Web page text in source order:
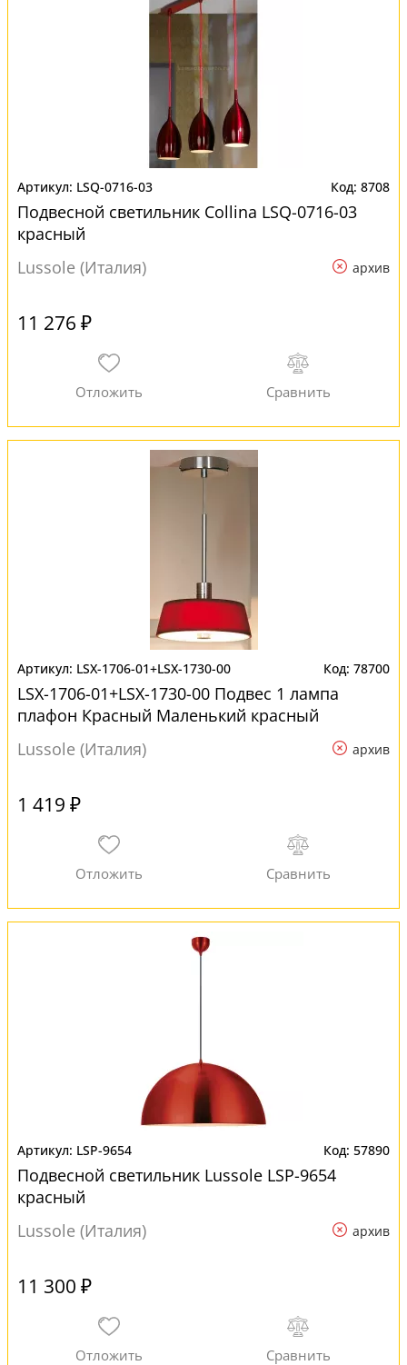
LSQ-0716-03 8708
Подвесной светильник Collina LSQ-0716-03
красный
Lussole (Италия)
архив
11 276 ₽
LSX-1706-01+LSX-1730-00 78700
LSX-1706-01+LSX-1730-00 Подвес 1 лампа
плафон Красный Маленький красный
Lussole (Италия)
архив
1 419 ₽
LSP-9654 57890
Подвесной светильник Lussole LSP-9654
красный
Lussole (Италия)
архив
11 300 ₽